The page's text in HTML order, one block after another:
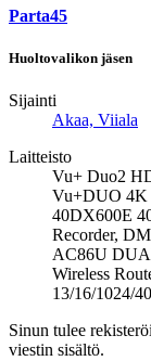
Parta45
Huoltovalikon jäsen
Sijainti
Akaa, Viiala
Laitteisto
Vu+ Duo2
Vu+DUO 4K
40DX600E
Recorder,
AC86U
Wireless
13/16/1024/
Sinun tulee
viestin sisältö.